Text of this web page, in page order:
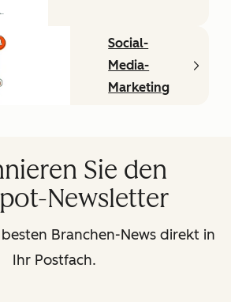
Social-
Media-
Marketing
Sie den
Newsletter
Branchen-News direkt in
Ihr Postfach.